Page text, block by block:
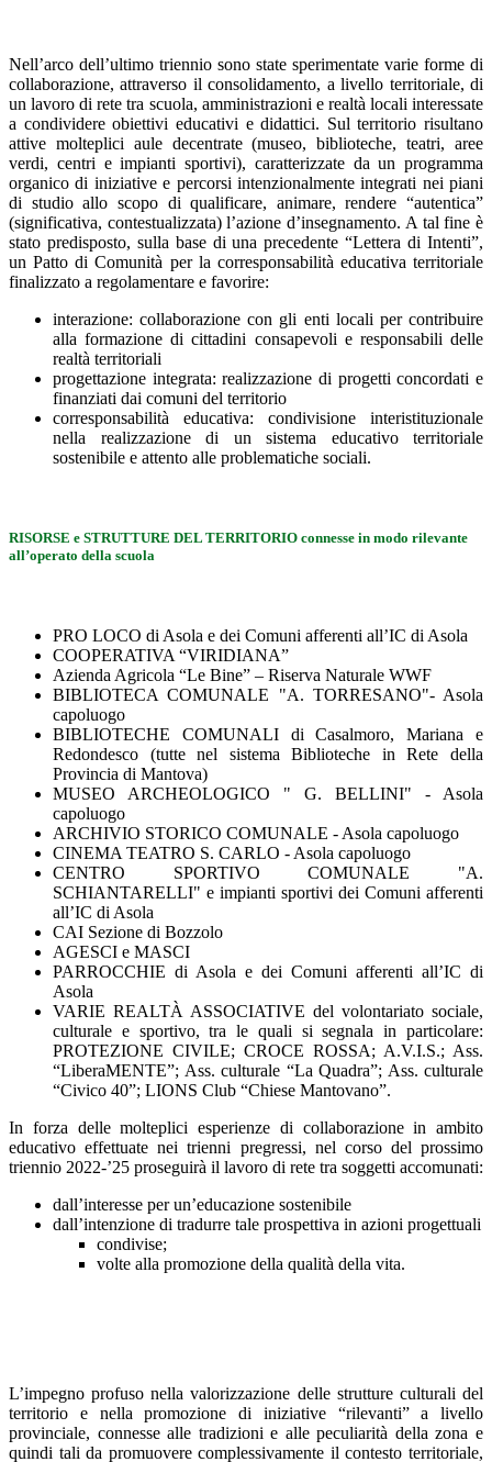
Nell’arco dell’ultimo triennio sono state sperimentate varie forme di
collaborazione, attraverso il consolidamento, a livello territoriale, di
un lavoro di rete tra scuola, amministrazioni e realtà locali interessate
a condividere obiettivi educativi e didattici. Sul territorio risultano
attive molteplici aule decentrate (museo, biblioteche, teatri, aree
verdi, centri e impianti sportivi), caratterizzate da un programma
organico di iniziative e percorsi intenzionalmente integrati nei piani
di studio allo scopo di qualificare, animare, rendere “autentica”
(significativa, contestualizzata) l’azione d’insegnamento. A tal fine è
stato predisposto, sulla base di una precedente “Lettera di Intenti”,
un Patto di Comunità per la corresponsabilità educativa territoriale
finalizzato a regolamentare e favorire:
interazione: collaborazione con gli enti locali per contribuire
alla formazione di cittadini consapevoli e responsabili delle
realtà territoriali
progettazione integrata: realizzazione di progetti concordati e
finanziati dai comuni del territorio
corresponsabilità educativa: condivisione interistituzionale
nella realizzazione di un sistema educativo territoriale
sostenibile e attento alle problematiche sociali.
RISORSE e STRUTTURE DEL TERRITORIO connesse in modo rilevante
all’operato della scuola
PRO LOCO di Asola e dei Comuni afferenti all’IC di Asola
COOPERATIVA “VIRIDIANA”
Azienda Agricola “Le Bine” – Riserva Naturale WWF
BIBLIOTECA COMUNALE "A. TORRESANO"- Asola
capoluogo
BIBLIOTECHE COMUNALI di Casalmoro, Mariana e
Redondesco (tutte nel sistema Biblioteche in Rete della
Provincia di Mantova)
MUSEO ARCHEOLOGICO " G. BELLINI" - Asola
capoluogo
ARCHIVIO STORICO COMUNALE - Asola capoluogo
CINEMA TEATRO S. CARLO - Asola capoluogo
CENTRO SPORTIVO COMUNALE "A.
SCHIANTARELLI" e impianti sportivi dei Comuni afferenti
all’IC di Asola
CAI Sezione di Bozzolo
AGESCI e MASCI
PARROCCHIE di Asola e dei Comuni afferenti all’IC di
Asola
VARIE REALTÀ ASSOCIATIVE del volontariato sociale,
culturale e sportivo, tra le quali si segnala in particolare:
PROTEZIONE CIVILE; CROCE ROSSA; A.V.I.S.; Ass.
“LiberaMENTE”; Ass. culturale “La Quadra”; Ass. culturale
“Civico 40”; LIONS Club “Chiese Mantovano”.
In forza delle molteplici esperienze di collaborazione in ambito
educativo effettuate nei trienni pregressi, nel corso del prossimo
triennio 2022-’25 proseguirà il lavoro di rete tra soggetti accomunati:
dall’interesse per un’educazione sostenibile
dall’intenzione di tradurre tale prospettiva in azioni progettuali
condivise;
volte alla promozione della qualità della vita.
L’impegno profuso nella valorizzazione delle strutture culturali del
territorio e nella promozione di iniziative “rilevanti” a livello
provinciale, connesse alle tradizioni e alle peculiarità della zona e
quindi tali da promuovere complessivamente il contesto territoriale,